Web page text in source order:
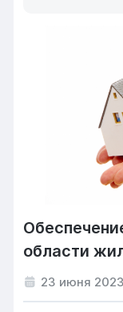
области
23 июня 2023